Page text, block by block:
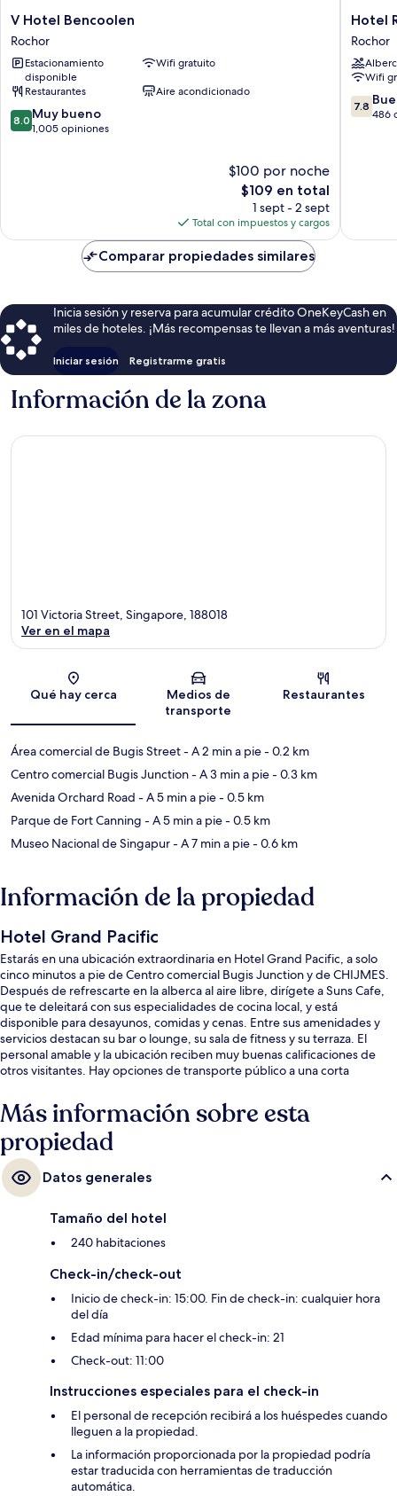
V
Hotel
Bencoolen
Rochor
V Hotel Bencoolen
Rochor
Estacionamiento
disponible
Wifi gratuito
Restaurantes
Aire acondicionado
8.0
de
8.0 Muy bueno
1,005 opiniones
$100 por noche
El
precio
actual
es
de
$109
$109 en total
1 sept - 2 sept
Total con impuestos y cargos
Hotel
Royal
Queens
Rochor
Hotel
Rochor
Wifi
7.8
de
7.8
486
Comparar propiedades similares
Inicia sesión y reserva para acumular crédito OneKeyCash en
miles de hoteles. ¡Más recompensas te llevan a más aventuras!
Iniciar sesión Registrarme gratis
Información de la zona
Sección del mapa
101 Victoria Street, Singapore, 188018
Ver en el mapa
Qué hay cerca
Medios de
transporte
Restaurantes
Área comercial de Bugis Street- A 2 min a pie- 0.2 km
Centro comercial Bugis Junction- A 3 min a pie- 0.3 km
Avenida Orchard Road - A 5 min a pie- 0.5 km
Parque de Fort Canning - A 5 min a pie- 0.5 km
Museo Nacional de Singapur- A 7 min a pie- 0.6 km
Información de la propiedad
Hotel Grand Pacific
Estarás en una ubicación extraordinaria en Hotel Grand Pacific, a solo
cinco minutos a pie de Centro comercial Bugis Junction y de CHIJMES.
Después de refrescarte en la alberca al aire libre, dirígete a Suns Cafe,
que te deleitará con sus especialidades de cocina local, y está
disponible para desayunos, comidas y cenas. Entre sus amenidades y
servicios destacan su bar o lounge, su sala de fitness y su terraza. El
personal amable y la ubicación reciben muy buenas calificaciones de
otros visitantes. Hay opciones de transporte público a una corta
Estación de metro de Bugis está a 7 minutos.
Más información sobre esta
propiedad
Datos generales
Tamaño del hotel
240 habitaciones
Check-in/check-out
Inicio de check-in: 15:00. Fin de check-in: cualquier hora
del día
Edad mínima para hacer el check-in: 21
Check-out: 11:00
Instrucciones especiales para el check-in
El personal de recepción recibirá a los huéspedes cuando
lleguen a la propiedad.
La información proporcionada por la propiedad podría
estar traducida con herramientas de traducción
automática.